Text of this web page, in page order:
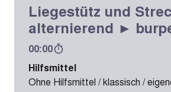
Liegestütz und
alternierend ►
00:00
Hilfsmittel
Ohne Hilfsmittel / klassisch /